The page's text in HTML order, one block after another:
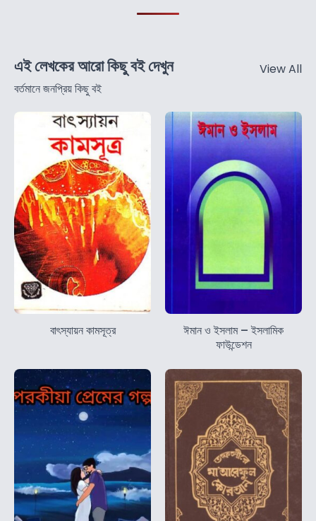
এই লেখকের আরো কিছু বই দেখুন
বর্তমানে জনপ্রিয় কিছু বই
View All
বাৎস্যায়ন কামসূত্র
ঈমান ও ইসলাম – ইসলামিক
ফাউন্ডেশন